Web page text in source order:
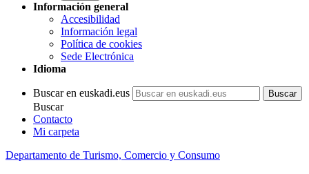
Información general
Accesibilidad
Información legal
Política de cookies
Sede Electrónica
Idioma
Buscar en euskadi.eus
Buscar
Contacto
Mi carpeta
Departamento de Turismo, Comercio y Consumo